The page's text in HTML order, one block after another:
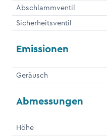
Abschlammventil
Sicherheitsventil
Emissionen
Geräusch
Abmessungen
Höhe